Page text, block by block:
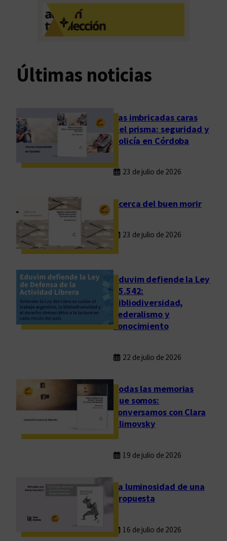
i
g
n
i
n
e
s
m
m
r
g
e
n
e
Últimas noticias
Las imbricadas caras
del prisma: seguridad y
policía en Córdoba
23 de julio de 2026
Acerca del buen morir
23 de julio de 2026
Eduvim defiende la Ley
25.542:
bibliodiversidad,
federalismo y
conocimiento
22 de julio de 2026
Todas las memorias
que somos:
conversamos con Clara
Klimovsky
19 de julio de 2026
La luminosidad de una
propuesta
16 de julio de 2026